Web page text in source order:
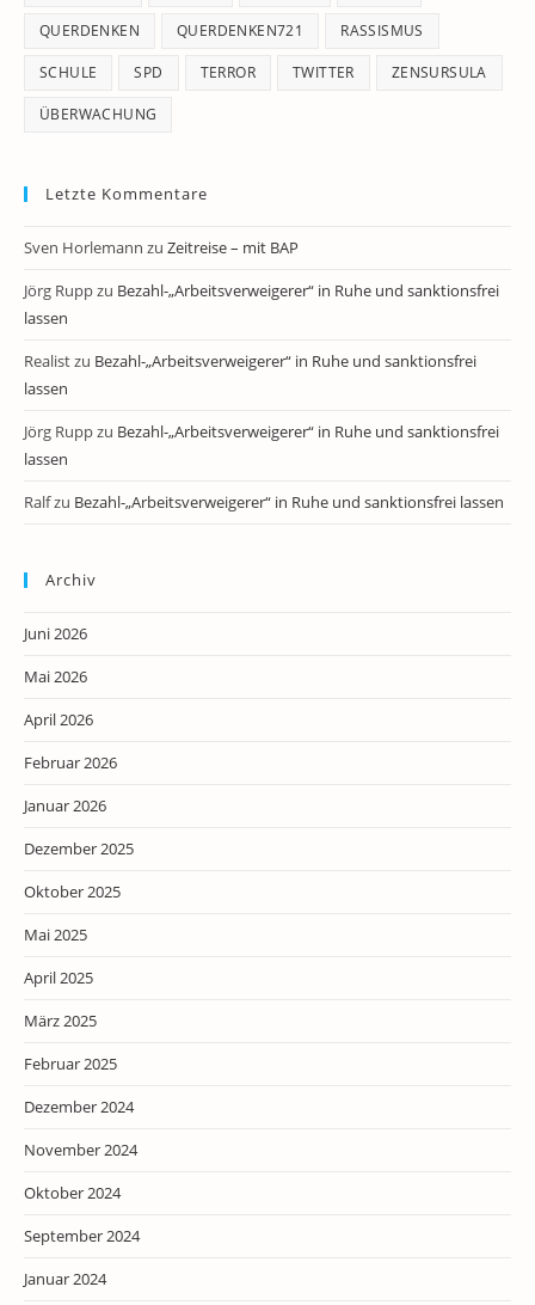
QUERDENKEN QUERDENKEN721 RASSISMUS
SCHULE SPD TERROR TWITTER ZENSURSULA
ÜBERWACHUNG
Letzte Kommentare
Sven Horlemann zu Zeitreise – mit BAP
Jörg Ruppzu Bezahl-„Arbeitsverweigerer“ in Ruhe und sanktionsfrei
lassen
Realistzu Bezahl-„Arbeitsverweigerer“ in Ruhe und sanktionsfrei
lassen
Jörg Ruppzu Bezahl-„Arbeitsverweigerer“ in Ruhe und sanktionsfrei
lassen
Ralfzu Bezahl-„Arbeitsverweigerer“ in Ruhe und sanktionsfrei lassen
Archiv
Juni 2026
Mai 2026
April 2026
Februar 2026
Januar 2026
Dezember 2025
Oktober 2025
Mai 2025
April 2025
März 2025
Februar 2025
Dezember 2024
November 2024
Oktober 2024
September 2024
Januar 2024